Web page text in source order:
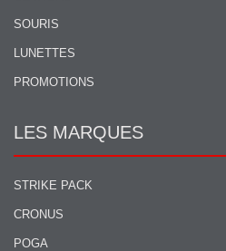
SOURIS
LUNETTES
PROMOTIONS
LES MARQUES
STRIKE PACK
CRONUS
POGA